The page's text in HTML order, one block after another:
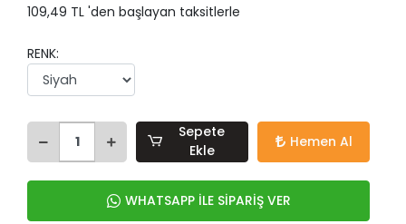
109,49 TL 'den başlayan taksitlerle
RENK:
Sepete
Ekle
Hemen Al
WHATSAPP İLE SİPARİŞ VER